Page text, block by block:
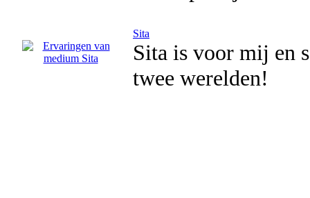
Sita
Sita is voor mij en
twee werelden!